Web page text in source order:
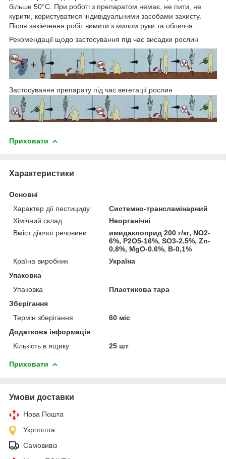
більше 50°С. При роботі з препаратом немає, не пити, не
курити, користуватися індивідуальними засобами захисту.
Після закінчення робіт вимити з милом руки та обличчя.
Рекомендації щодо застосування під час висадки рослин
Застосування препарату під час вегетації рослин
Приховати
Характеристики
Основні
Характер дії пестициду
Системно-трансламінарний
Хімічний склад
Неорганічні
Вміст діючої речовини
имидаклоприд 200 г/кг, NO2-
6%, P2O5-16%, SO3-2.5%, Zn-
0,8%, MgO-0.6%, B-0,1%
Країна виробник
Україна
Упаковка
Упаковка
Пластикова тара
Зберігання
Термін зберігання
60 міс
Додаткова інформація
Кількість в ящику
25 шт
Приховати
Умови доставки
Нова Пошта
Укрпошта
Самовивіз